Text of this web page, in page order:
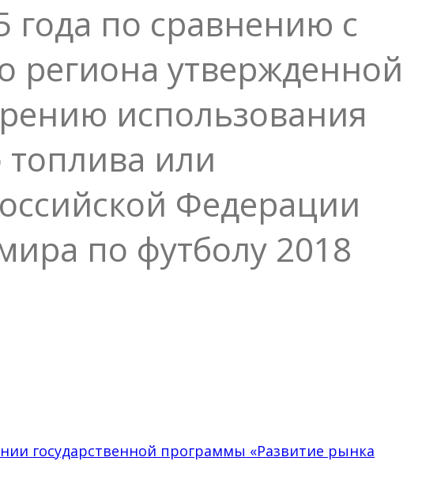
по сравнению с
региона утвержденной
использования
топлива или
Федерации
по футболу 2018
государственной программы «Развитие рынка